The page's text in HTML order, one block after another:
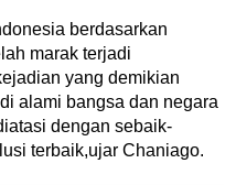
berdasarkan
marak terjadi
yang demikian
alami bangsa dan negara
dengan sebaik-
terbaik,ujar Chaniago.